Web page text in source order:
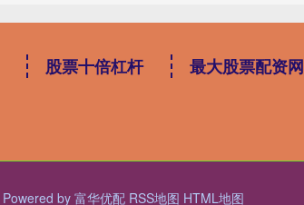
股票十倍杠杆 最大股票配资网
Powered by 富华优配 RSS地图 HTML地图